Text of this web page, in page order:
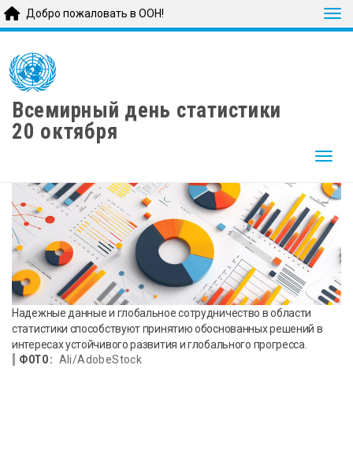
main
content
Добро пожаловать в ООН!
Всемирный день статистики
20 октября
Надежные данные и глобальное сотрудничество в области
статистики способствуют принятию обоснованных решений в
интересах устойчивого развития и глобального прогресса.
ФОТО: Ali/AdobeStock